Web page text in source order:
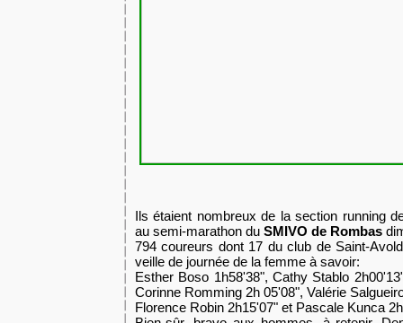
Ils étaient nombreux de la section running
au semi-marathon du SMIVO de Rombas
794 coureurs dont 17 du club de Saint-
veille de journée de la femme à savoir:
Esther Boso 1h58'38", Cathy Stablo
Corinne Romming 2h 05'08", Valérie
Florence Robin 2h15'07" et Pascale Kunca